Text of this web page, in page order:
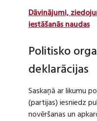
Dāvinājumi,
iestāšanās naudas
Politisko
deklarācijas
Saskaņā ar likumu
(partijas) iesniedz
novēršanas un